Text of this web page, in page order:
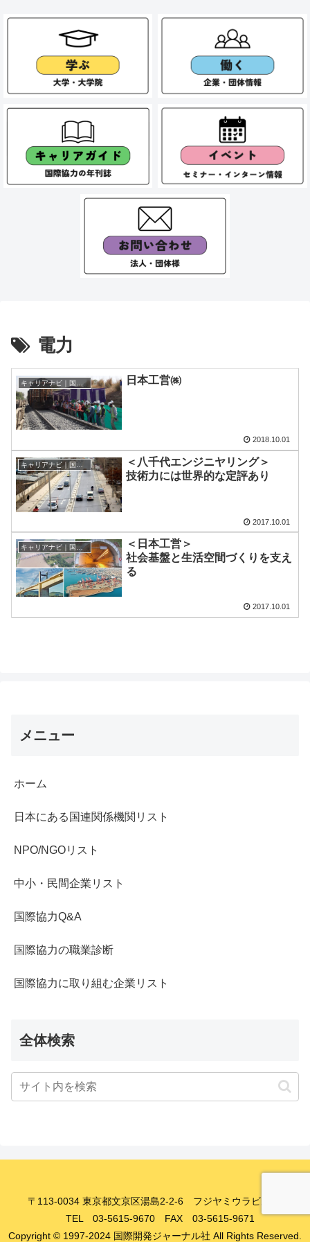
電力
日本工営㈱
2018.10.01
キャリアナビ｜国際協力に携わる企業・団体の情報
＜八千代エンジニヤリング＞
技術力には世界的な定評あり
2017.10.01
キャリアナビ｜国際協力に携わる企業・団体の情報
＜日本工営＞
社会基盤と生活空間づくりを支え
る
2017.10.01
メニュー
ホーム
日本にある国連関係機関リスト
NPO/NGOリスト
中小・民間企業リスト
国際協力Q&A
国際協力の職業診断
国際協力に取り組む企業リスト
全体検索
〒113-0034 東京都文京区湯島2-2-6 フジヤミウラビル8F
TEL 03-5615-9670 FAX 03-5615-9671
Copyright © 1997-2024 国際開発ジャーナル社 All Rights Reserved.